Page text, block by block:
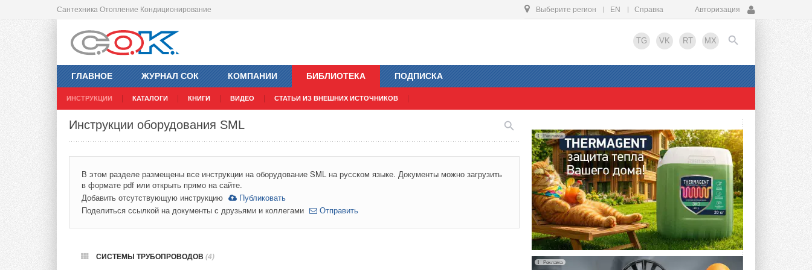
Сантехника Отопление Кондиционирование Выберите регион EN Справка Авторизация
TG VK RT MX
ГЛАВНОЕ ЖУРНАЛ СОК КОМПАНИИ БИБЛИОТЕКА
ИНСТРУКЦИИ КАТАЛОГИ КНИГИ ВИДЕО СТАТЬИ ИЗ ВНЕШНИХ ИСТОЧНИКОВ
ПОДПИСКА
EN
Инструкции оборудования SML
В этом разделе размещены все инструкции на оборудование SML на русском языке. Документы можно загрузить
в формате pdf или открыть прямо на сайте.
Добавить отсутствующую инструкцию
Публиковать
Поделиться ссылкой на документы с друзьями и коллегами
Отправить
СИСТЕМЫ ТРУБОПРОВОДОВ (4)
Реклама
Реклама